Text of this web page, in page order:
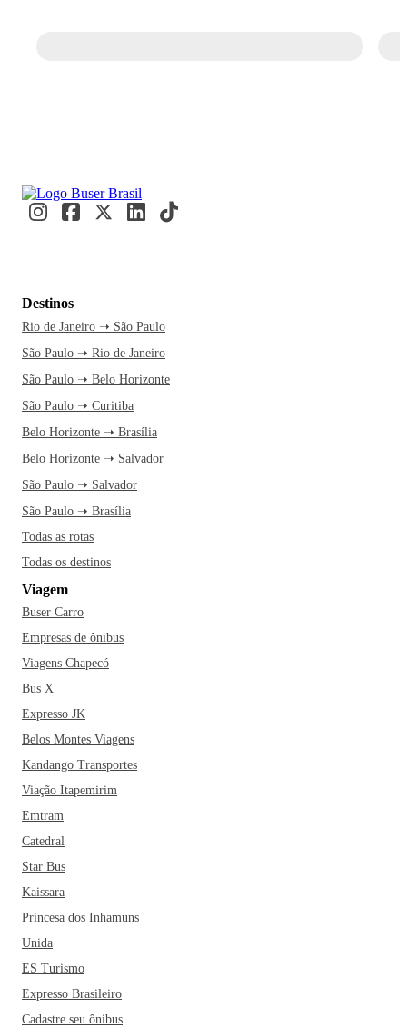
Destinos
Rio de Janeiro ➝ São Paulo
São Paulo ➝ Rio de Janeiro
São Paulo ➝ Belo Horizonte
São Paulo ➝ Curitiba
Belo Horizonte ➝ Brasília
Belo Horizonte ➝ Salvador
São Paulo ➝ Salvador
São Paulo ➝ Brasília
Todas as rotas
Todas os destinos
Viagem
Buser Carro
Empresas de ônibus
Viagens Chapecó
Bus X
Expresso JK
Belos Montes Viagens
Kandango Transportes
Viação Itapemirim
Emtram
Catedral
Star Bus
Kaissara
Princesa dos Inhamuns
Unida
ES Turismo
Expresso Brasileiro
Cadastre seu ônibus